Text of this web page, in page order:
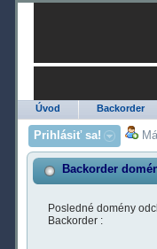
Úvod Backorder
Prihlásiť sa!
Backorder
Posledné domény
Backorder :